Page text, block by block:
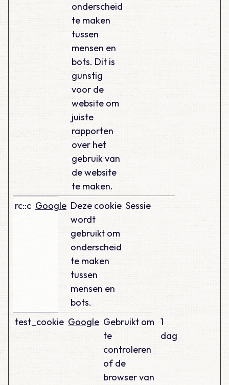
onderscheid
te maken
tussen
mensen en
bots. Dit is
gunstig
voor de
website om
juiste
rapporten
over het
gebruik van
de website
te maken.
rc::c Google Deze cookie
wordt
gebruikt om
onderscheid
te maken
tussen
mensen en
bots.
Sessie
test_cookie Google Gebruikt om
te
controleren
of de
browser van
1
dag